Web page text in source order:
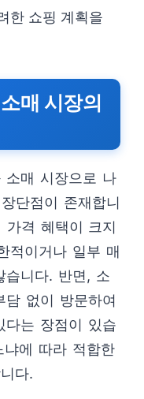
한 쇼핑 계획을
매 시장의
소매 시장으로 나
단점이 존재합니
격 혜택이 크지
적이거나 일부 매
습니다. 반면, 소
없이 방문하여
다는 장점이 있습
냐에 따라 적합한
다.